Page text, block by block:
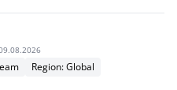
Region: Global